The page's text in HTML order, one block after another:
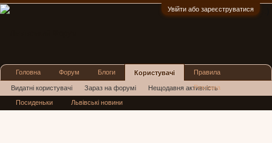
Увійти або зареєструватися
Головна Форум Блоги Користувачі
Видатні користувачі Зараз на форумі Нещодавня активність
Нові повідомлення профілю
Правила
Реклама
Посиденьки Львівські новини